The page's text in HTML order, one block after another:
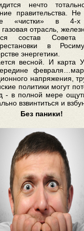
нечто
правительства.
«чистки» в 4-
газовая отрасль,
состав Совета
в
энергетики.
весной. И карта
напряжения,
политики могут
- в полной мере
взвинтиться и
Без паники!